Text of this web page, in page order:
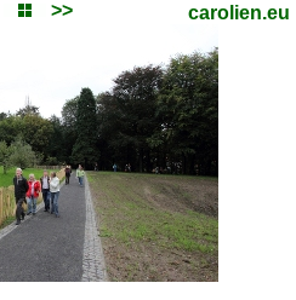
>> carolien.eu